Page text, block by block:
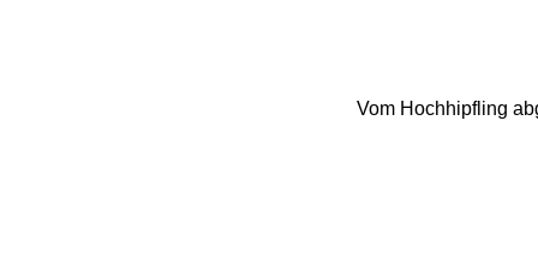
Vom Hochhipfling